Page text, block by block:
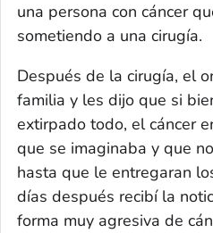
una persona con cáncer
sometiendo a una cirugía.
Después de la cirugía, el
familia y les dijo que si
extirpado todo, el cáncer
que se imaginaba y que
hasta que le entregaran
días después recibí la
forma muy agresiva de